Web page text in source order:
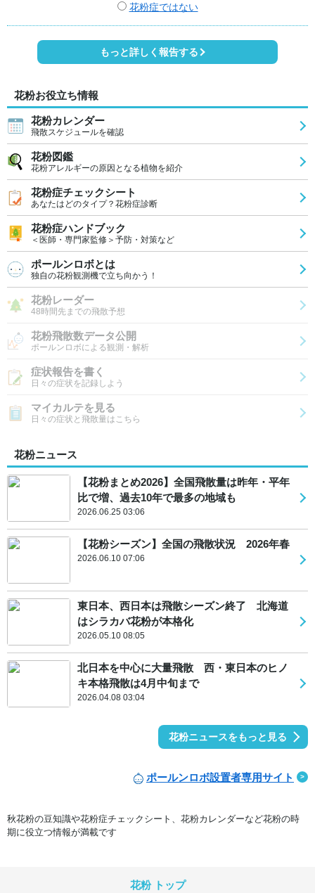
花粉症ではない
もっと詳しく報告する
花粉お役立ち情報
花粉カレンダー
飛散スケジュールを確認
花粉図鑑
花粉アレルギーの原因となる植物を紹介
花粉症チェックシート
あなたはどのタイプ？花粉症診断
花粉症ハンドブック
＜医師・専門家監修＞予防・対策など
ポールンロボとは
独自の花粉観測機で立ち向かう！
花粉レーダー
48時間先までの飛散予想
花粉飛散数データ公開
ポールンロボによる観測・解析
症状報告を書く
日々の症状を記録しよう
マイカルテを見る
日々の症状と飛散量はこちら
花粉ニュース
【花粉まとめ2026】全国飛散量は昨年・平年
比で増、過去10年で最多の地域も
2026.06.25 03:06
【花粉シーズン】全国の飛散状況 2026年春
2026.06.10 07:06
東日本、西日本は飛散シーズン終了 北海道
はシラカバ花粉が本格化
2026.05.10 08:05
北日本を中心に大量飛散 西・東日本のヒノ
キ本格飛散は4月中旬まで
2026.04.08 03:04
花粉ニュースをもっと見る
ポールンロボ設置者専用サイト
秋花粉の豆知識や花粉症チェックシート、花粉カレンダーなど花粉の時
期に役立つ情報が満載です
花粉 トップ